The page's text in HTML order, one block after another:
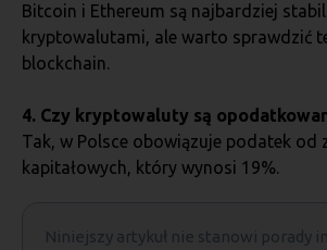
Bitcoin i Ethereum są najbardziej
kryptowalutami, ale warto sprawdzić
blockchain.
4. Czy kryptowaluty są
Tak, w Polsce obowiązuje podatek od
kapitałowych, który wynosi 19%.
Niniejszy artykuł nie stanowi porady